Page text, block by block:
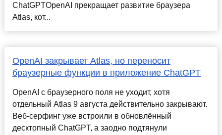
ChatGPTOpenAI прекращает развитие браузера
Atlas, кот...
OpenAI закрывает Atlas, но переносит
браузерные функции в приложение ChatGPT
OpenAI с браузерного поля не уходит, хотя
отдельный Atlas 9 августа действительно закрывают.
Веб-серфинг уже встроили в обновлённый
десктопный ChatGPT, а заодно подтянули